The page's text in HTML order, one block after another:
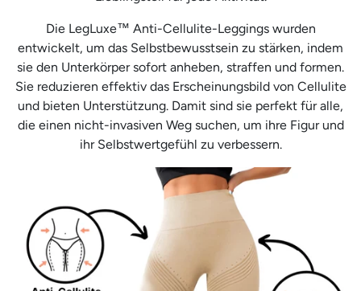
Die LegLuxe™ Anti-Cellulite-Leggings wurden
entwickelt, um das Selbstbewusstsein zu stärken, indem
sie den Unterkörper sofort anheben, straffen und formen.
Sie reduzieren effektiv das Erscheinungsbild von Cellulite
und bieten Unterstützung. Damit sind sie perfekt für alle,
die einen nicht-invasiven Weg suchen, um ihre Figur und
ihr Selbstwertgefühl zu verbessern.